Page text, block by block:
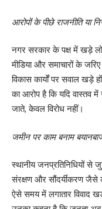
आरोपों के पीछे राजनीति या
नगर सरकार के पक्ष में खड़े
मीडिया और समाचारों के
विकास कार्यों पर सवाल खड़े
का आरोप है कि यदि वास्तव में
जाते, केवल विरोध नहीं।
जमीन पर काम बनाम
स्थानीय जनप्रतिनिधियों
संरक्षण और सौंदर्यीकरण जैसे
ऐसे समय में लगातार विवाद